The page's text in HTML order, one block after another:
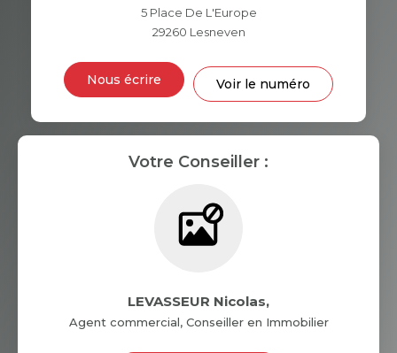
VOITURE
RÉSULTATS DES LYCÉES ECOLES ET CRÈCHES
RESTAURANTS ET CAFÉS
5 Place De L'Europe
29260 Lesneven
Nous écrire Voir le numéro
Votre Conseiller :
LEVASSEUR Nicolas,
Agent commercial, Conseiller en Immobilier